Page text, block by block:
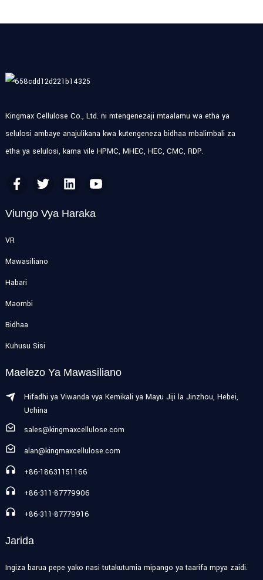
Kingmax Cellulose Co., Ltd. ni mtengenezaji mtaalamu wa etha ya
selulosi ambaye anajulikana kwa kutengeneza bidhaa mbalimbali za
etha ya selulosi, kama vile HPMC, MHEC, HEC, CMC, RDP.
Viungo Vya Haraka
VR
Mawasiliano
Habari
Maombi
Bidhaa
Kuhusu Sisi
Maelezo Ya Mawasiliano
Hifadhi ya Viwanda vya Kemikali ya Mayu Jiji la Jinzhou, Hebei,
Uchina
sales@kingmaxcellulose.com
alan@kingmaxcellulose.com
+86-18631151166
+86-311-87779906
+86-311-87779916
Jarida
Ingiza barua pepe yako nasi tutakutumia mipango ya taarifa mpya zaidi.